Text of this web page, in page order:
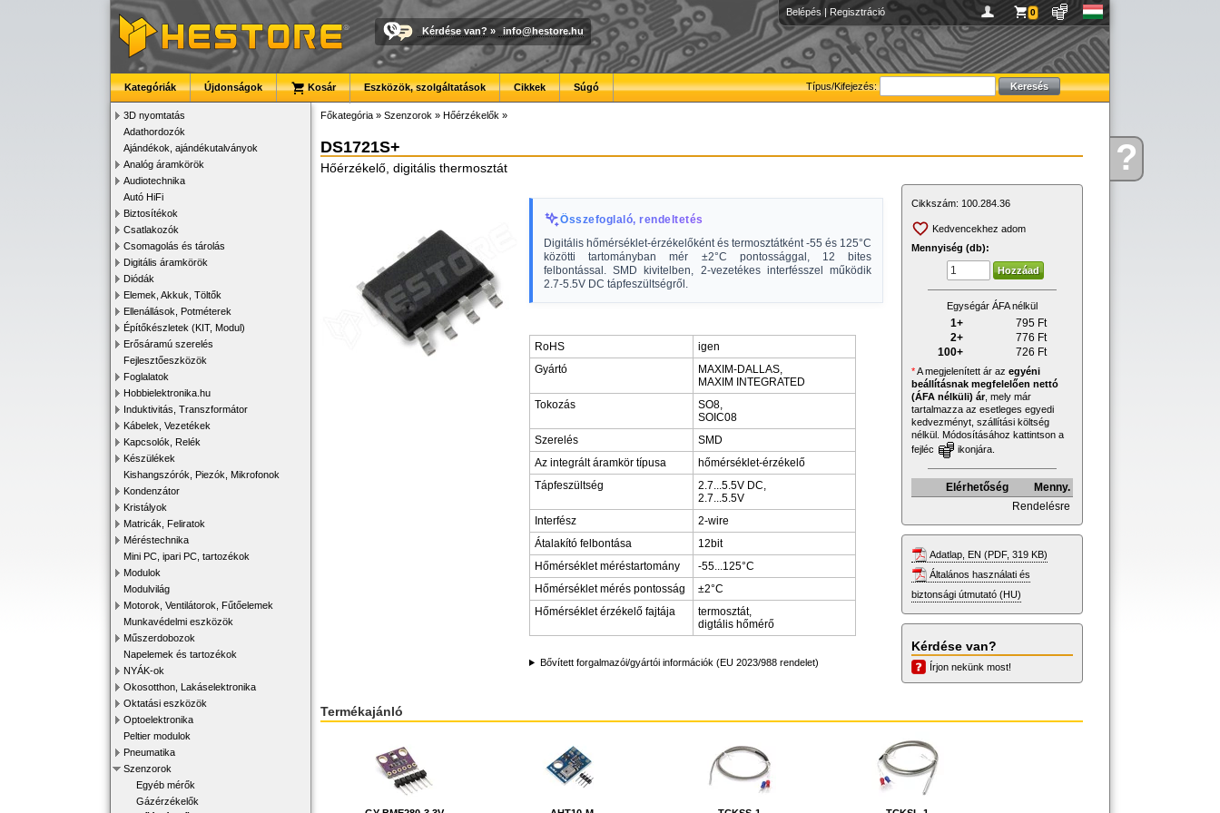
Kérdése?
Belépés | Regisztráció 0
Kérdése van? » info@hestore.hu
Típus/Kifejezés:
Kategóriák Újdonságok Kosár Eszközök, szolgáltatások Cikkek Súgó
3D nyomtatás
Adathordozók
Ajándékok, ajándékutalványok
Analóg áramkörök
Audiotechnika
Autó HiFi
Biztosítékok
Csatlakozók
Csomagolás és tárolás
Digitális áramkörök
Diódák
Elemek, Akkuk, Töltők
Ellenállások, Potméterek
Építőkészletek (KIT, Modul)
Erősáramú szerelés
Fejlesztőeszközök
Foglalatok
Hobbielektronika.hu
Induktivitás, Transzformátor
Kábelek, Vezetékek
Kapcsolók, Relék
Készülékek
Kishangszórók, Piezók, Mikrofonok
Kondenzátor
Kristályok
Matricák, Feliratok
Méréstechnika
Mini PC, ipari PC, tartozékok
Modulok
Modulvilág
Motorok, Ventilátorok, Fűtőelemek
Munkavédelmi eszközök
Műszerdobozok
Napelemek és tartozékok
NYÁK-ok
Okosotthon, Lakáselektronika
Oktatási eszközök
Optoelektronika
Peltier modulok
Pneumatika
Szenzorok
Egyéb mérők
Gázérzékelők
Főkategória » Szenzorok » Hőérzékelők »
DS1721S+
Hőérzékelő, digitális thermosztát
Összefoglaló, rendeltetés
Digitális hőmérséklet-érzékelőként és termosztátként -55 és 125°C
közötti tartományban mér ±2°C pontossággal, 12 bites
felbontással. SMD kivitelben, 2-vezetékes interfésszel működik
2.7-5.5V DC tápfeszültségről.
RoHS
igen
Gyártó
MAXIM-DALLAS,
MAXIM INTEGRATED
Tokozás
SO8,
SOIC08
Szerelés
SMD
Az integrált áramkör típusa
hőmérséklet-érzékelő
Tápfeszültség
2.7...5.5V DC,
2.7...5.5V
Interfész
2-wire
Átalakító felbontása
12bit
Hőmérséklet méréstartomány
-55...125°C
Hőmérséklet mérés pontosság
±2°C
Hőmérséklet érzékelő fajtája
termosztát,
digtális hőmérő
Bővített forgalmazói/gyártói információk (EU 2023/988 rendelet)
Cikkszám: 100.284.36
Kedvencekhez adom
Mennyiség (db):
Egységár ÁFA nélkül
1+ 795 Ft
2+
776 Ft
100+
726 Ft
*A megjelenített ár az egyéni
beállításnak megfelelően nettó
(ÁFA nélküli) ár, mely már
tartalmazza az esetleges egyedi
kedvezményt, szállítási költség
nélkül. Módosításához kattintson a
fejléc
ikonjára.
Elérhetőség
Menny.
Rendelésre
Adatlap, EN (PDF, 319 KB)
Általános használati és
biztonsági útmutató (HU)
Kérdése van?
Írjon nekünk most!
Termékajánló